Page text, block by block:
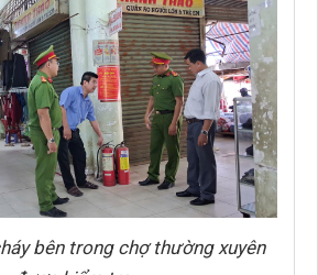
bên trong chợ thường xuyên